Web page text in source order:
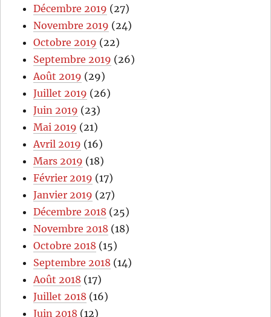
Décembre 2019 (27)
Novembre 2019 (24)
Octobre 2019 (22)
Septembre 2019 (26)
Août 2019 (29)
Juillet 2019 (26)
Juin 2019 (23)
Mai 2019 (21)
Avril 2019 (16)
Mars 2019 (18)
Février 2019 (17)
Janvier 2019 (27)
Décembre 2018 (25)
Novembre 2018 (18)
Octobre 2018 (15)
Septembre 2018 (14)
Août 2018 (17)
Juillet 2018 (16)
Juin 2018 (12)